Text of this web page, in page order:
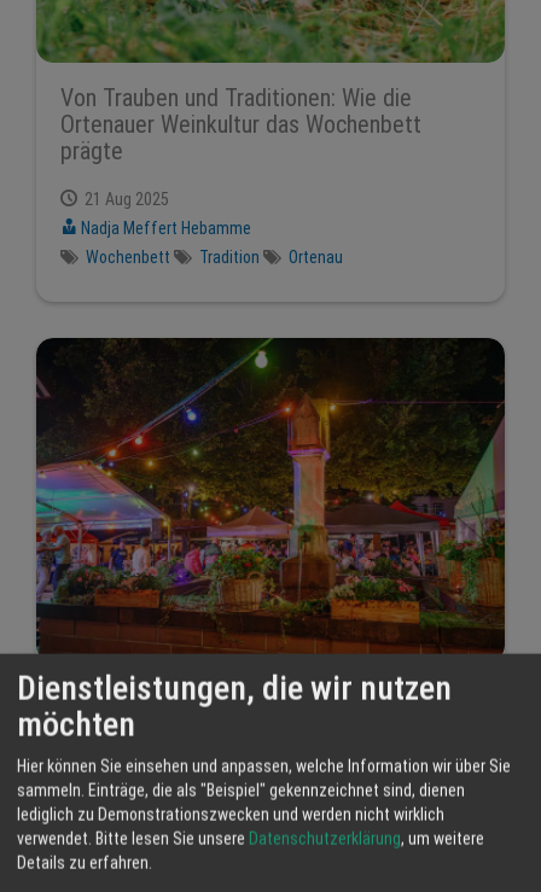
Von Trauben und Traditionen: Wie die
Ortenauer Weinkultur das Wochenbett
prägte
21 Aug 2025
Nadja Meffert Hebamme
Wochenbett
Tradition Ortenau
#RegioTipp: Feiern Sie das 40.
Dorfbrunnenfest in Ottenhöfen – Ein
Wochenende voller Tradition und
Gemeinschaft
28 Jun 2025
Regio Ortenau
Dienstleistungen, die wir nutzen
möchten
Hier können Sie einsehen und anpassen, welche Information wir über Sie
sammeln. Einträge, die als "Beispiel" gekennzeichnet sind, dienen
lediglich zu Demonstrationszwecken und werden nicht wirklich
verwendet. Bitte lesen Sie unsere Datenschutzerklärung, um weitere
Details zu erfahren.